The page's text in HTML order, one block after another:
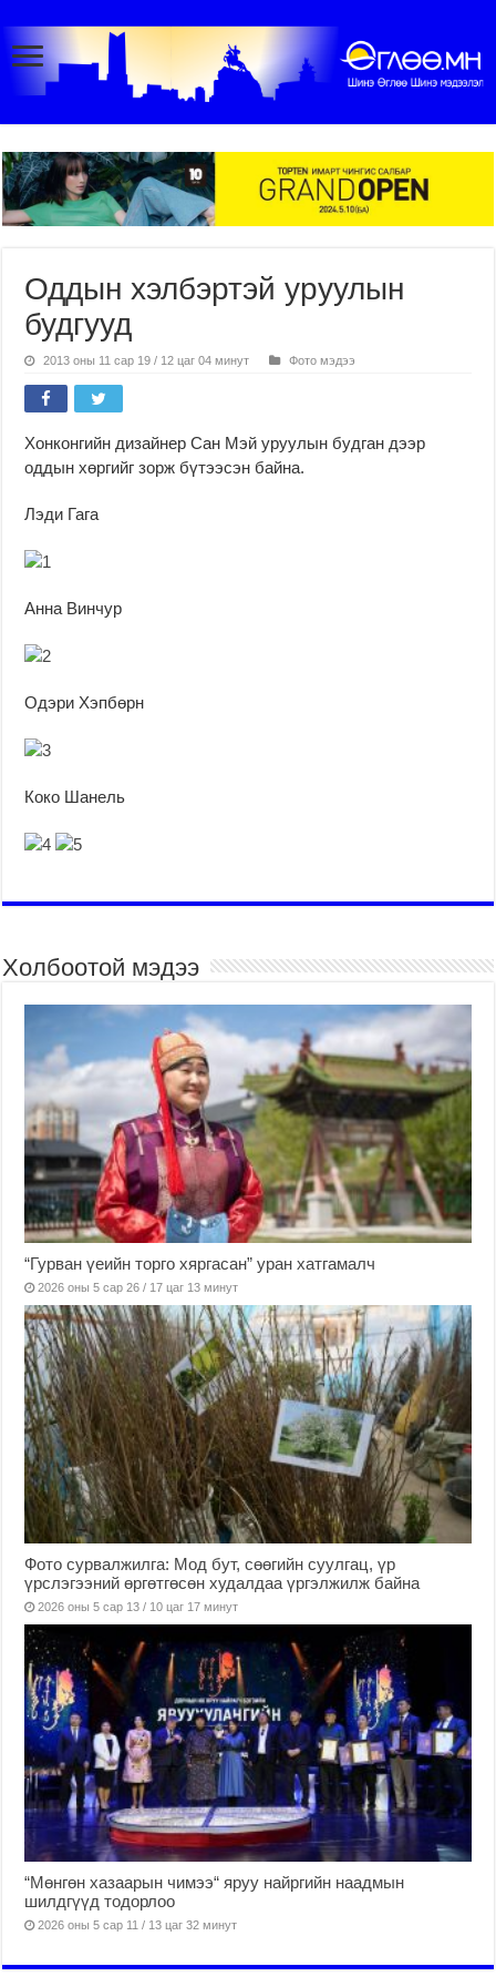
Оддын хэлбэртэй уруулын
будгууд
2013 оны 11 сар 19 / 12 цаг 04 минут Фото мэдээ
Хонконгийн дизайнер Сан Мэй уруулын будган дээр
оддын хөргийг зорж бүтээсэн байна.
Лэди Гага
Анна Винчур
Одэри Хэпбөрн
Коко Шанель
Холбоотой мэдээ
“Гурван үеийн торго хяргасан” уран хатгамалч
2026 оны 5 сар 26 / 17 цаг 13 минут
Фото сурвалжилга: Мод бут, сөөгийн суулгац, үр
үрслэгээний өргөтгөсөн худалдаа үргэлжилж байна
2026 оны 5 сар 13 / 10 цаг 17 минут
“Мөнгөн хазаарын чимээ“ яруу найргийн наадмын
шилдгүүд тодорлоо
2026 оны 5 сар 11 / 13 цаг 32 минут